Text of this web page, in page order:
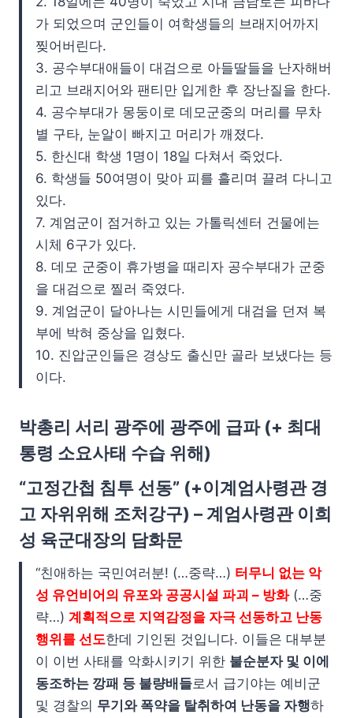
가 되었으며 군인들이 여학생들의 브래지어까지
찢어버린다.
3. 공수부대애들이 대검으로 아들딸들을 난자해버
리고 브래지어와 팬티만 입게한 후 장난질을 한다.
4. 공수부대가 몽둥이로 데모군중의 머리를 무차
별 구타, 눈알이 빠지고 머리가 깨졌다.
5. 한신대 학생 1명이 18일 다쳐서 죽었다.
6. 학생들 50여명이 맞아 피를 흘리며 끌려 다니고
있다.
7. 계엄군이 점거하고 있는 가톨릭센터 건물에는
시체 6구가 있다.
8. 데모 군중이 휴가병을 때리자 공수부대가 군중
을 대검으로 찔러 죽였다.
9. 계엄군이 달아나는 시민들에게 대검을 던져 복
부에 박혀 중상을 입혔다.
10. 진압군인들은 경상도 출신만 골라 보냈다는 등
이다.
박총리 서리 광주에 광주에 급파 (+ 최대
통령 소요사태 수습 위해)
“고정간첩 침투 선동” (+이계엄사령관 경
고 자위위해 조처강구) – 계엄사령관 이희
성 육군대장의 담화문
“친애하는 국민여러분! (…중략…) 터무니 없는 악
성 유언비어의 유포와 공공시설 파괴 – 방화(…중
략…) 계획적으로 지역감정을 자극 선동하고 난동
행위를 선도한데 기인된 것입니다. 이들은 대부분
이 이번 사태를 악화시키기 위한 불순분자 및 이에
동조하는 깡패 등 불량배들로서 급기야는 예비군
및 경찰의 무기와 폭약을 탈취하여 난동을 자행하